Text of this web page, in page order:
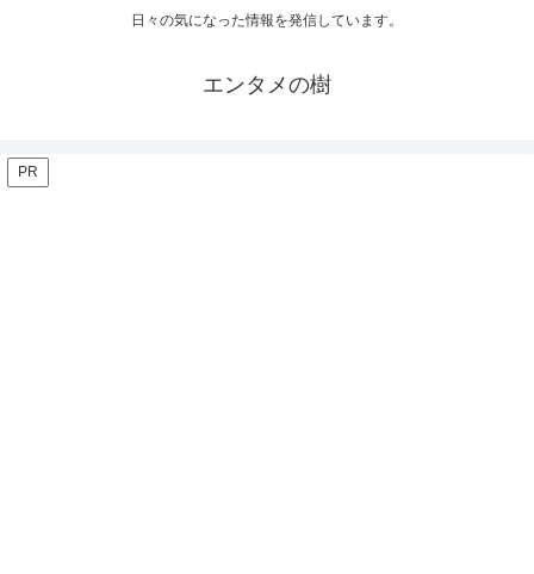
日々の気になった情報を発信しています。
エンタメの樹
PR